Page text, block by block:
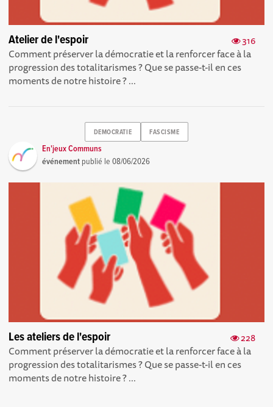
316
Atelier de l'espoir
Comment préserver la démocratie et la renforcer face à la
progression des totalitarismes ? Que se passe-t-il en ces
moments de notre histoire ? ...
DEMOCRATIE FASCISME
En'jeux Communs
événement publié le08/06/2026
228
Les ateliers de l'espoir
Comment préserver la démocratie et la renforcer face à la
progression des totalitarismes ? Que se passe-t-il en ces
moments de notre histoire ? ...